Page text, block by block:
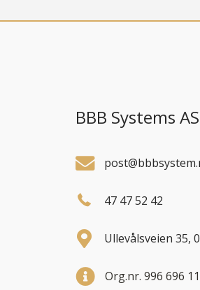
BBB Systems AS
47 47 52 42
Ullevålsveien 35,
Org.nr. 996 696